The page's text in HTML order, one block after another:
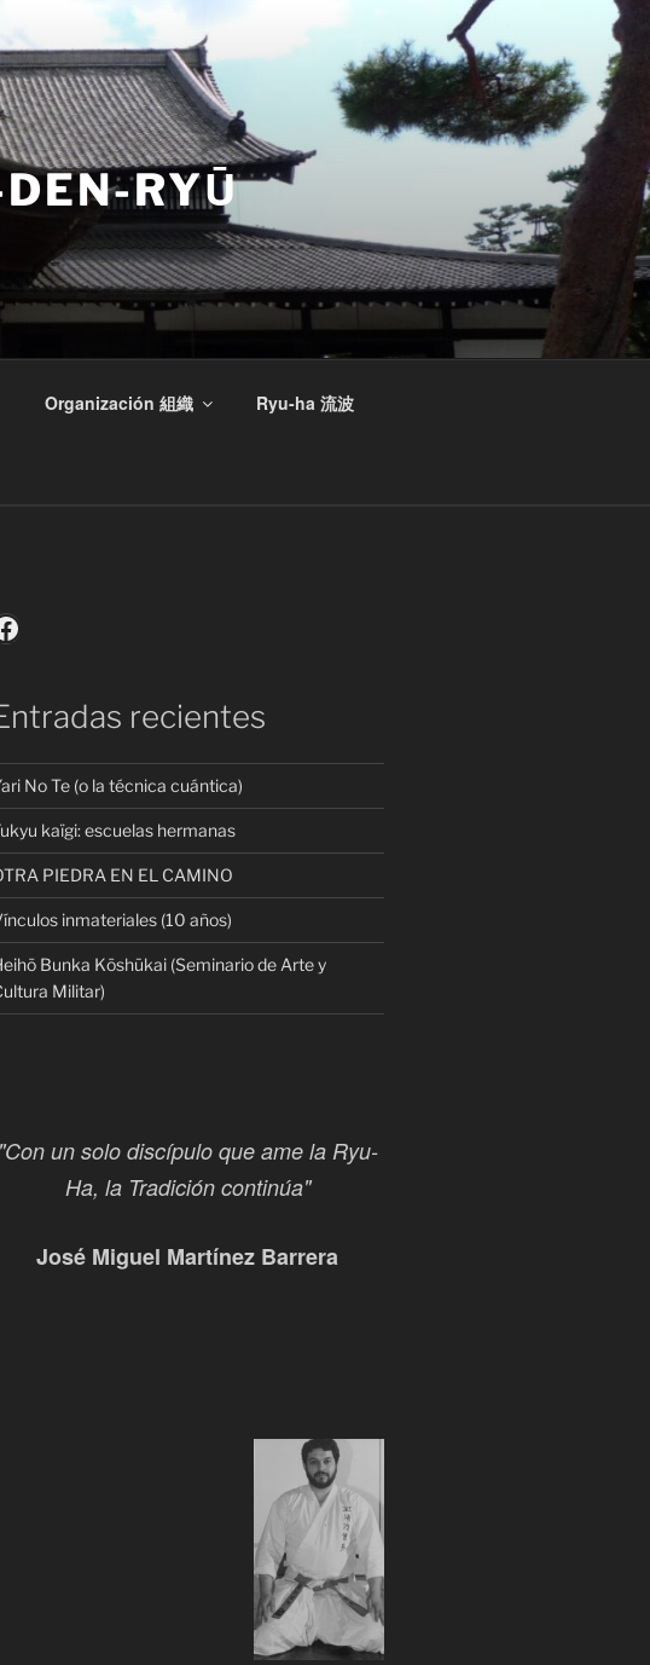
RYŪ
Organización 組織 Ryu-ha 流波
recientes
No Te (o la técnica cuántica)
kaïgi: escuelas hermanas
PIEDRA EN EL CAMINO
inmateriales (10 años)
Bunka Kōshūkai (Seminario de Arte y
Militar)
"Con un solo discípulo que ame la Ryu-
Ha, la Tradición continúa"
José Miguel Martínez Barrera